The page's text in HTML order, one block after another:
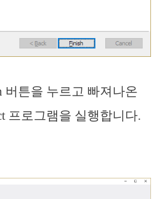
버튼을 누르고 빠져나온
프로그램을 실행합니다.